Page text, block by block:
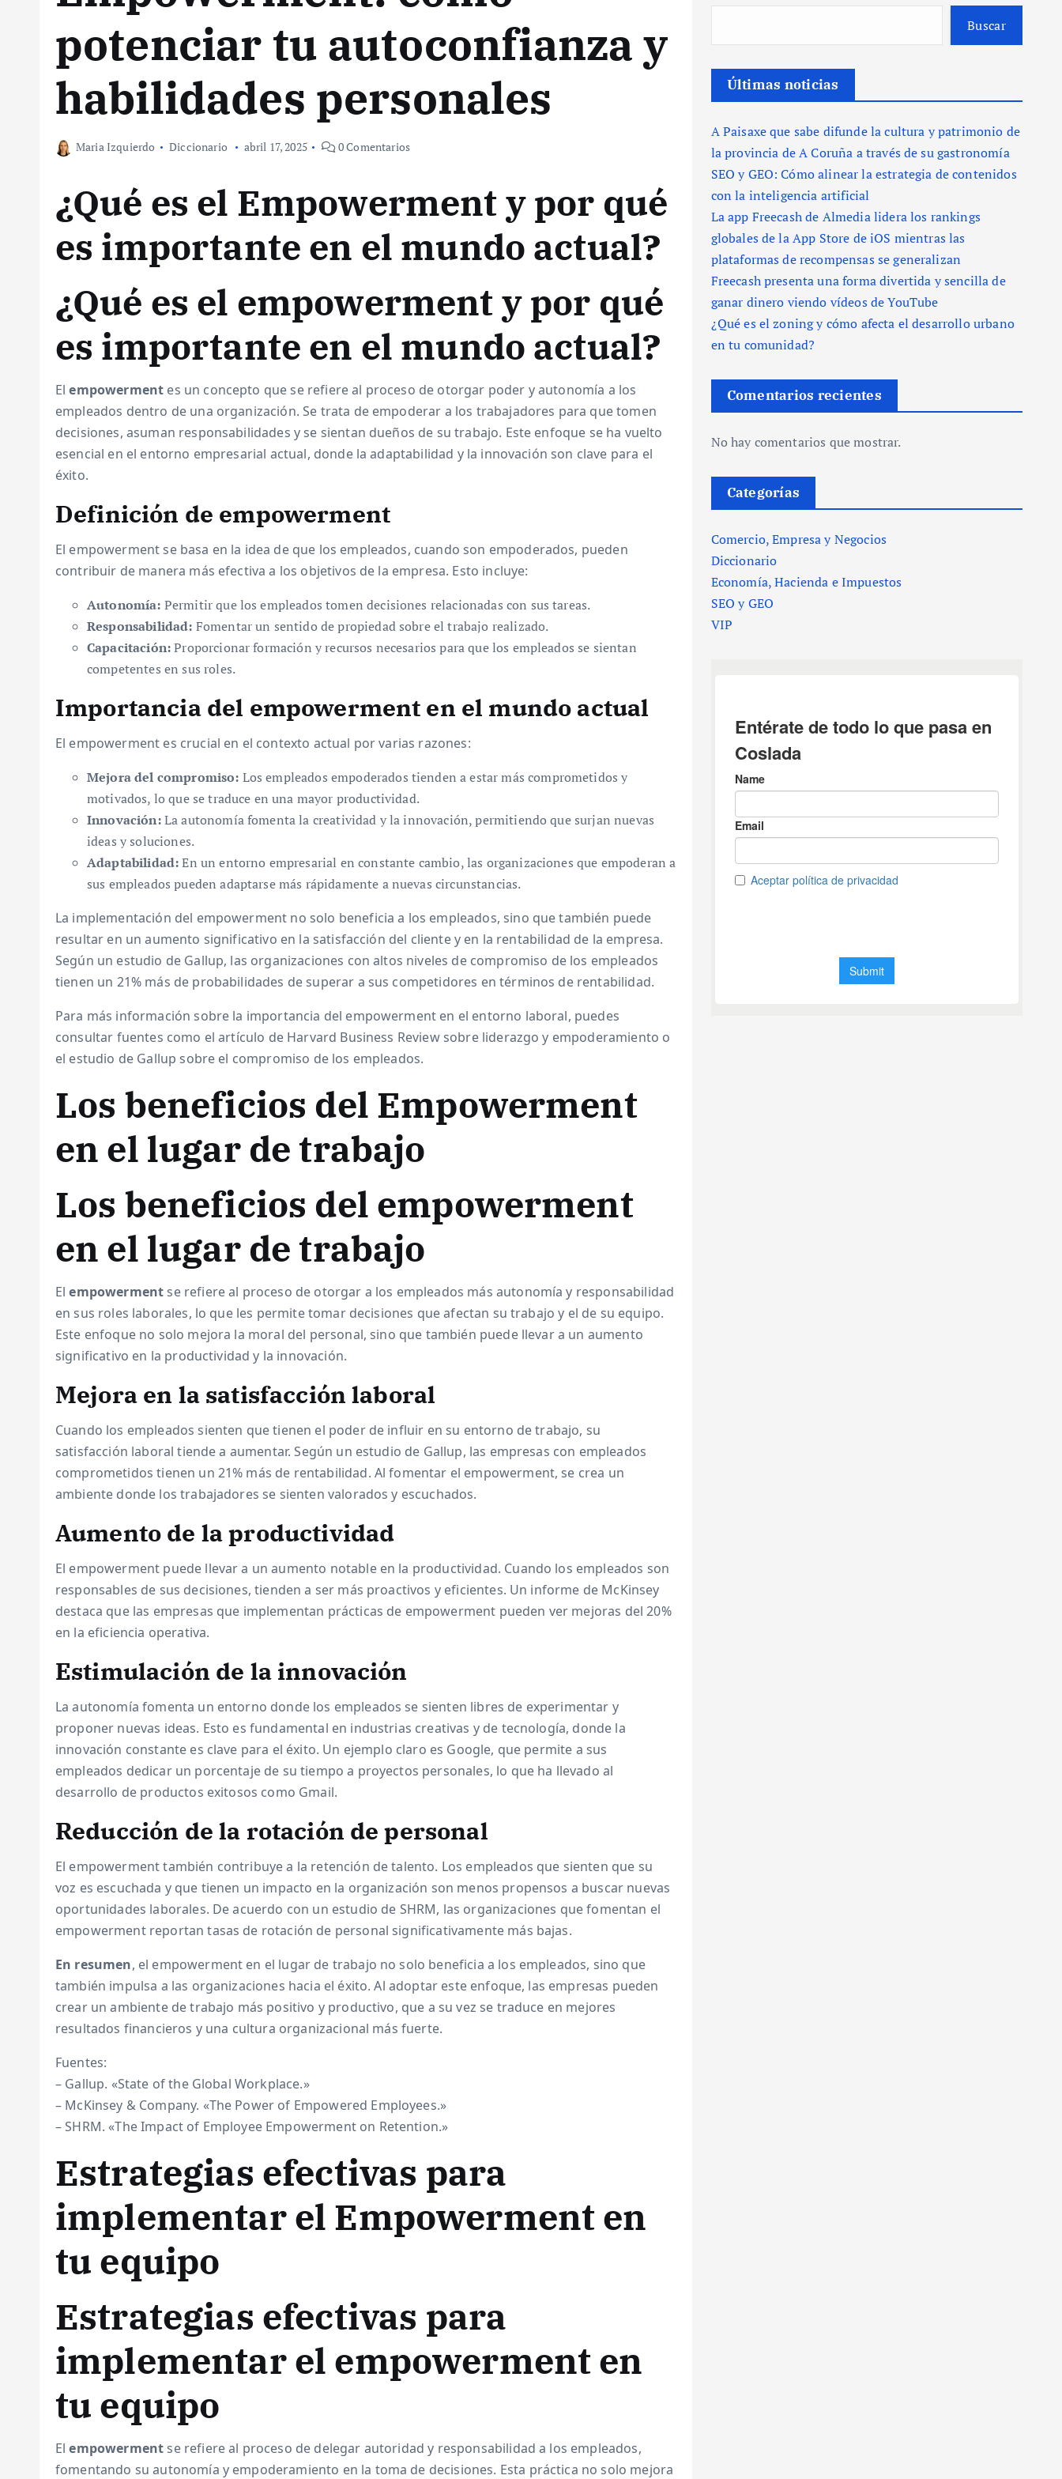
potenciar tu autoconfianza y
habilidades personales
Maria Izquierdo Diccionario abril 17, 2025 0 Comentarios
¿Qué es el Empowerment y por qué
es importante en el mundo actual?
¿Qué es el empowerment y por qué
es importante en el mundo actual?
Elempowerment es un concepto que se refiere al proceso de otorgar poder y autonomía a los
empleados dentro de una organización. Se trata de empoderar a los trabajadores para que tomen
decisiones, asuman responsabilidades y se sientan dueños de su trabajo. Este enfoque se ha vuelto
esencial en el entorno empresarial actual, donde la adaptabilidad y la innovación son clave para el
éxito.
Definición de empowerment
El empowerment se basa en la idea de que los empleados, cuando son empoderados, pueden
contribuir de manera más efectiva a los objetivos de la empresa. Esto incluye:
Autonomía: Permitir que los empleados tomen decisiones relacionadas con sus tareas.
Responsabilidad: Fomentar un sentido de propiedad sobre el trabajo realizado.
Capacitación:Proporcionar formación y recursos necesarios para que los empleados se sientan
competentes en sus roles.
Importancia del empowerment en el mundo actual
El empowerment es crucial en el contexto actual por varias razones:
Mejora del compromiso: Los empleados empoderados tienden a estar más comprometidos y
motivados, lo que se traduce en una mayor productividad.
Innovación:La autonomía fomenta la creatividad y la innovación, permitiendo que surjan nuevas
ideas y soluciones.
Adaptabilidad:En un entorno empresarial en constante cambio, las organizaciones que empoderan a
sus empleados pueden adaptarse más rápidamente a nuevas circunstancias.
La implementación del empowerment no solo beneficia a los empleados, sino que también puede
resultar en un aumento significativo en la satisfacción del cliente y en la rentabilidad de la empresa.
Según un estudio de Gallup, las organizaciones con altos niveles de compromiso de los empleados
tienen un 21% más de probabilidades de superar a sus competidores en términos de rentabilidad.
Para más información sobre la importancia del empowerment en el entorno laboral, puedes
consultar fuentes como el artículo de Harvard Business Review sobre liderazgo y empoderamiento o
el estudio de Gallup sobre el compromiso de los empleados.
Los beneficios del Empowerment
en el lugar de trabajo
Los beneficios del empowerment
en el lugar de trabajo
Elempowermentse refiere al proceso de otorgar a los empleados más autonomía y responsabilidad
en sus roles laborales, lo que les permite tomar decisiones que afectan su trabajo y el de su equipo.
Este enfoque no solo mejora la moral del personal, sino que también puede llevar a un aumento
significativo en la productividad y la innovación.
Mejora en la satisfacción laboral
Cuando los empleados sienten que tienen el poder de influir en su entorno de trabajo, su
satisfacción laboral tiende a aumentar. Según un estudio de Gallup, las empresas con empleados
comprometidos tienen un 21% más de rentabilidad. Al fomentar el empowerment, se crea un
ambiente donde los trabajadores se sienten valorados y escuchados.
Aumento de la productividad
El empowerment puede llevar a un aumento notable en la productividad. Cuando los empleados son
responsables de sus decisiones, tienden a ser más proactivos y eficientes. Un informe de McKinsey
destaca que las empresas que implementan prácticas de empowerment pueden ver mejoras del 20%
en la eficiencia operativa.
Estimulación de la innovación
La autonomía fomenta un entorno donde los empleados se sienten libres de experimentar y
proponer nuevas ideas. Esto es fundamental en industrias creativas y de tecnología, donde la
innovación constante es clave para el éxito. Un ejemplo claro es Google, que permite a sus
empleados dedicar un porcentaje de su tiempo a proyectos personales, lo que ha llevado al
desarrollo de productos exitosos como Gmail.
Reducción de la rotación de personal
El empowerment también contribuye a la retención de talento. Los empleados que sienten que su
voz es escuchada y que tienen un impacto en la organización son menos propensos a buscar nuevas
oportunidades laborales. De acuerdo con un estudio de SHRM, las organizaciones que fomentan el
empowerment reportan tasas de rotación de personal significativamente más bajas.
En resumen, el empowerment en el lugar de trabajo no solo beneficia a los empleados, sino que
también impulsa a las organizaciones hacia el éxito. Al adoptar este enfoque, las empresas pueden
crear un ambiente de trabajo más positivo y productivo, que a su vez se traduce en mejores
resultados financieros y una cultura organizacional más fuerte.
Fuentes:
– Gallup. «State of the Global Workplace.»
– McKinsey & Company. «The Power of Empowered Employees.»
– SHRM. «The Impact of Employee Empowerment on Retention.»
Estrategias efectivas para
implementar el Empowerment en
tu equipo
Estrategias efectivas para
implementar el empowerment en
tu equipo
Elempowermentse refiere al proceso de delegar autoridad y responsabilidad a los empleados,
fomentando su autonomía y empoderamiento en la toma de decisiones. Esta práctica no solo mejora
Buscar
Últimas noticias
A Paisaxe que sabe difunde la cultura y patrimonio de
la provincia de A Coruña a través de su gastronomía
SEO y GEO: Cómo alinear la estrategia de contenidos
con la inteligencia artificial
La app Freecash de Almedia lidera los rankings
globales de la App Store de iOS mientras las
plataformas de recompensas se generalizan
Freecash presenta una forma divertida y sencilla de
ganar dinero viendo vídeos de YouTube
¿Qué es el zoning y cómo afecta el desarrollo urbano
en tu comunidad?
Comentarios recientes
No hay comentarios que mostrar.
Categorías
Comercio, Empresa y Negocios
Diccionario
Economía, Hacienda e Impuestos
SEO y GEO
VIP